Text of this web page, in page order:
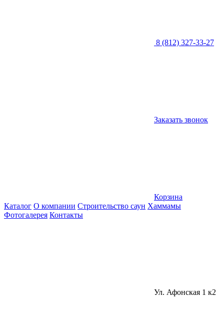
8 (812) 327-33-27
Заказать звонок
Корзина
Каталог О компании Строительство саун Хаммамы
Фотогалерея Контакты
Ул. Афонская 1 к2